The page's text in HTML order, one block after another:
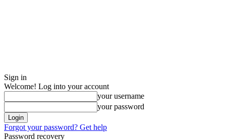
Sign in
Welcome! Log into your account
your username
your password
Forgot your password? Get help
Password recovery